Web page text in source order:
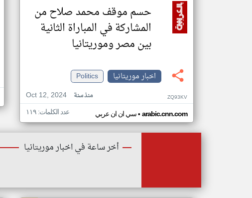
حسم موقف محمد صلاح من
المشاركة في المباراة الثانية
بين مصر وموريتانيا
اخبار موريتانيا
Politics
Oct 12, 2024
منذ سنة ZQ93KV
سي ان ان عربي• arabic.cnn.com عدد الكلمات: ١١٩
أخر ساعة في اخبار موريتانيا